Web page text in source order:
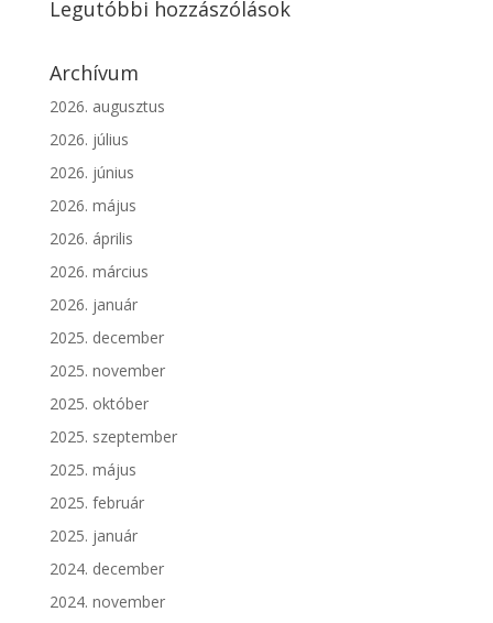
Legutóbbi hozzászólások
Archívum
2026. augusztus
2026. július
2026. június
2026. május
2026. április
2026. március
2026. január
2025. december
2025. november
2025. október
2025. szeptember
2025. május
2025. február
2025. január
2024. december
2024. november